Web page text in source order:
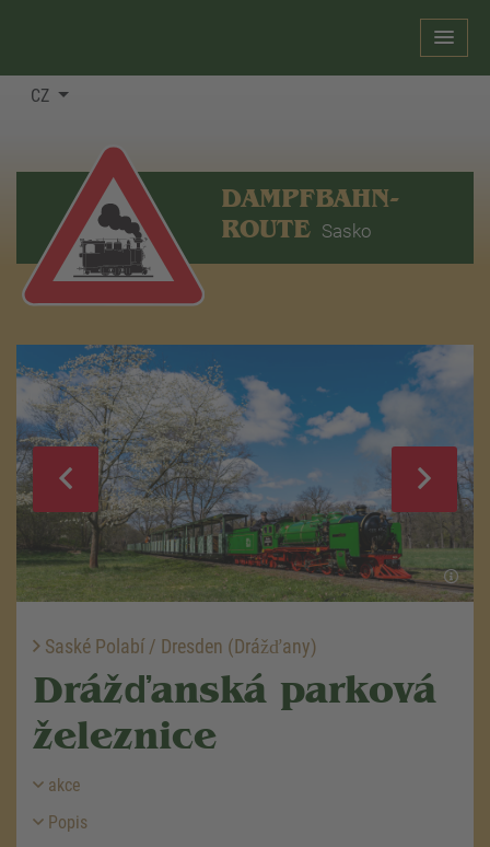
CZ
DAMPFBAHN-
ROUTE Sasko
Saské Polabí / Dresden (Drážďany)
Drážďanská parková
železnice
akce
Popis